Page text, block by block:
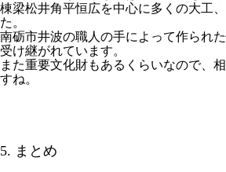
棟梁松井角平恒広を中心に多くの大工
た。
南砺市井波の職人の手によって作られ
受け継がれています。
また重要文化財もあるくらいなので、
すね。
5. まとめ